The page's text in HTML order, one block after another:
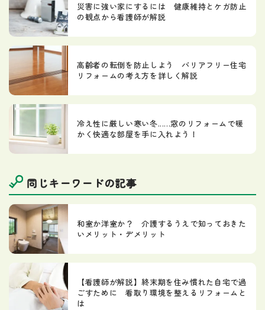
災害に強い家にするには 健康維持とケガ防止
の観点から看護師が解説
高齢者の転倒を防止しよう バリアフリー住宅
リフォームの考え方を詳しく解説
冷え性に厳しい寒い冬......窓のリフォームで暖
かく快適な部屋を手に入れよう！
同じキーワードの記事
和室か洋室か？ 介護するうえで知っておきた
いメリット・デメリット
【看護師が解説】終末期を住み慣れた自宅で過
ごすために 看取り環境を整えるリフォームと
は